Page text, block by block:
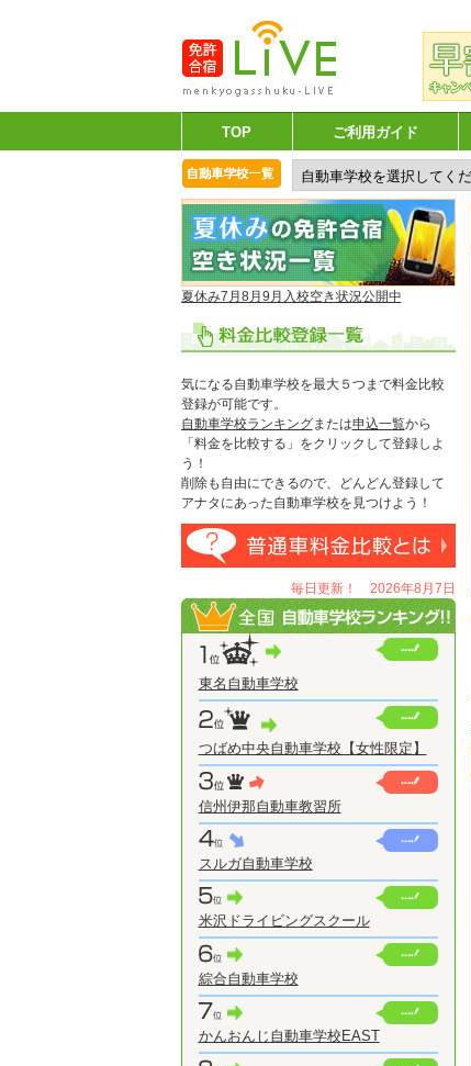
TOP ご利用ガイド
夏休み7月8月9月入校空き状況公開中
気になる自動車学校を最大５つまで料金比較
登録が可能です。
自動車学校ランキングまたは申込一覧から
「料金を比較する」をクリックして登録しよ
う！
削除も自由にできるので、どんどん登録して
アナタにあった自動車学校を見つけよう！
毎日更新！ 2026年8月7日
東名自動車学校
つばめ中央自動車学校【女性限定】
信州伊那自動車教習所
スルガ自動車学校
米沢ドライビングスクール
綜合自動車学校
かんおんじ自動車学校EAST